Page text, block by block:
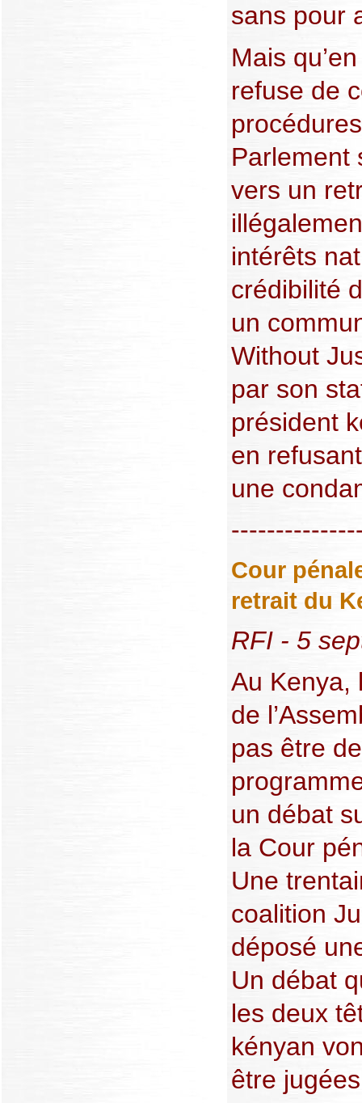
sans pour
Mais
refuse de
Parlement
vers un
intérêts
crédibilité
un
Without
par son
président
en
une
Cour
retrait du
RFI - 5
Au Kenya,
de
pas être
un débat
la Cour
Une
coalition
déposé
Un débat
les deux
kényan
être